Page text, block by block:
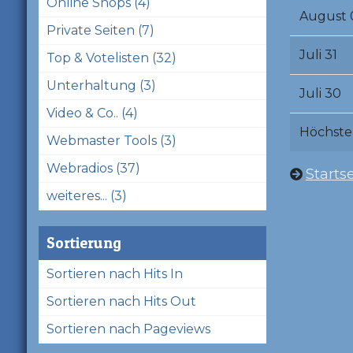
Private Seiten (7)
Top & Votelisten (32)
Unterhaltung (3)
Video & Co.. (4)
Webmaster Tools (3)
Webradios (37)
weiteres... (3)
Sortierung
Sortieren nach Hits In
Sortieren nach Hits Out
Sortieren nach Pageviews
August
Juli 31
Juli 30
Höchste